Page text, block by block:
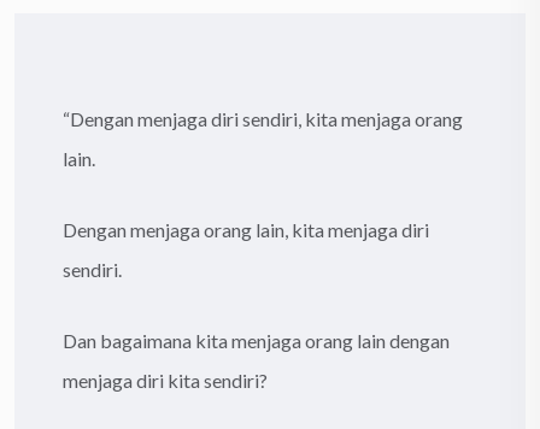
“Dengan menjaga diri sendiri, kita menjaga orang
lain.
Dengan menjaga orang lain, kita menjaga diri
sendiri.
Dan bagaimana kita menjaga orang lain dengan
menjaga diri kita sendiri?